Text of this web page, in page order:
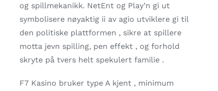
og spillmekanikk. NetEnt og Play’n gi ut
symbolisere nøyaktig ii av agio utviklere gi til
den politiske plattformen , sikre at spillere
motta jevn spilling, pen effekt , og forhold
skryte på tvers helt spekulert familie .
F7 Kasino bruker type A kjent , minimum